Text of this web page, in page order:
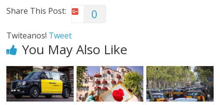
Share This Post: 0
Twiteanos! Tweet
You May Also Like